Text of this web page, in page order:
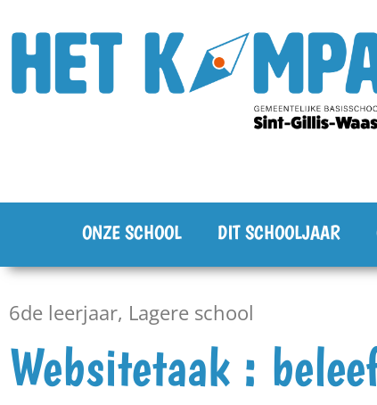
ONZE SCHOOL DIT SCHOOLJAAR
6de leerjaar, Lagere school
Websitetaak :